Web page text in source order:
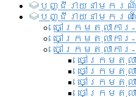
បញ្ជី​រាយ​នាមករណ៍
បញ្ជី​រាយ​នាមករណ៍​
ចៅក្រមតុលាកា
ចៅក្រមតុលាកា
ចៅក្រមតុលាកា
ចៅក្រមតុល
ចៅក្រមតុល
ចៅក្រមតុល
ចៅក្រមតុល